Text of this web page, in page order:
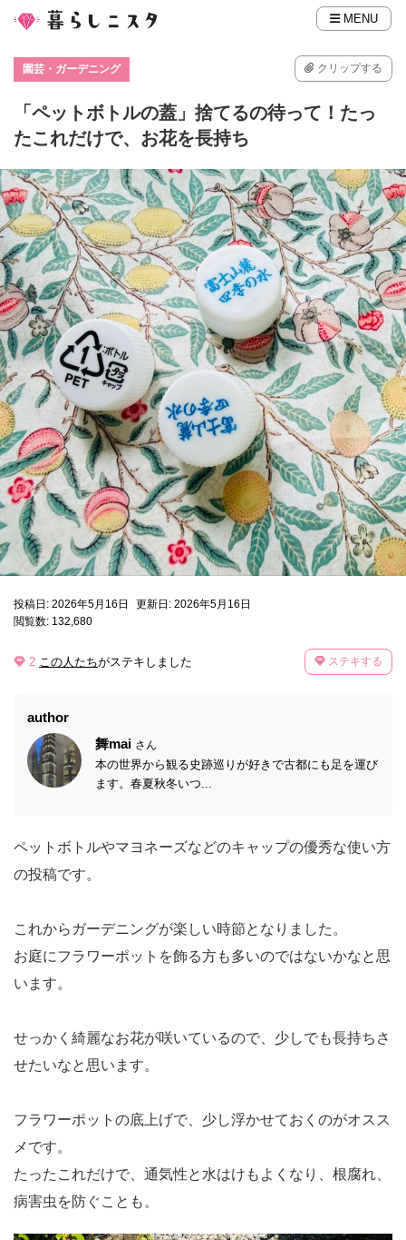
MENU
園芸・ガーデニング クリップする
「ペットボトルの蓋」捨てるの待って！たっ
たこれだけで、お花を長持ち
投稿日: 2026年5月16日
更新日: 2026年5月16日
閲覧数: 132,680
2 この人たちがステキしました ステキする
author
舞mai さん
本の世界から観る史跡巡りが好きで古都にも足を運び
ます。春夏秋冬いつ...
ペットボトルやマヨネーズなどのキャップの優秀な使い方
の投稿です。
これからガーデニングが楽しい時節となりました。
お庭にフラワーポットを飾る方も多いのではないかなと思
います。
せっかく綺麗なお花が咲いているので、少しでも長持ちさ
せたいなと思います。
フラワーポットの底上げで、少し浮かせておくのがオスス
メです。
たったこれだけで、通気性と水はけもよくなり、根腐れ、
病害虫を防ぐことも。